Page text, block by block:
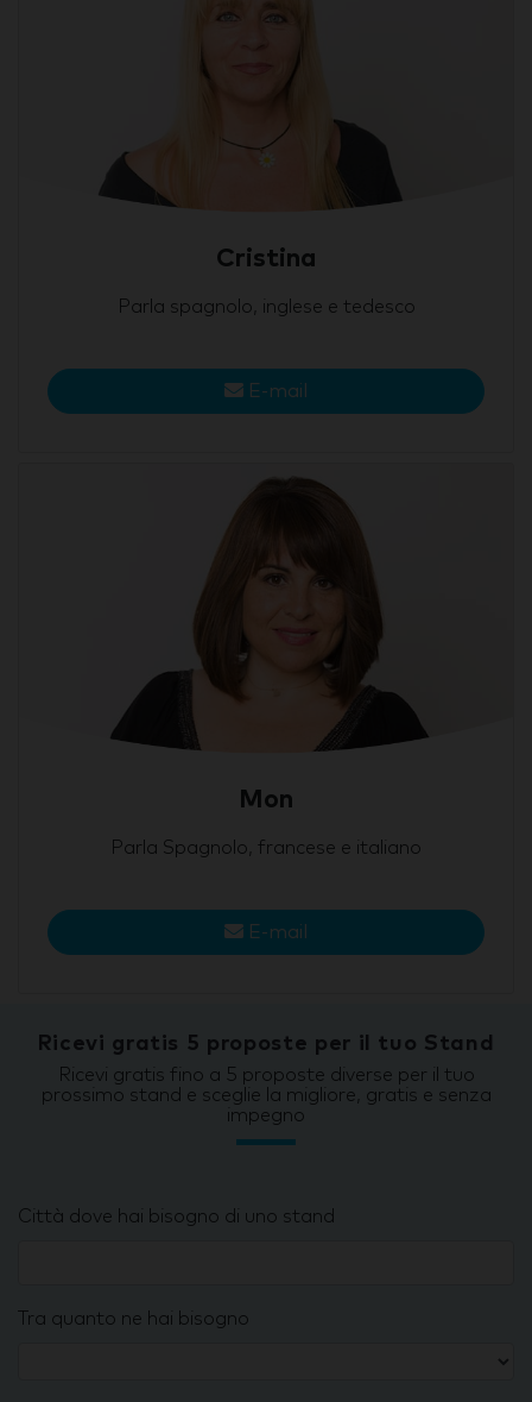
Cristina
Parla spagnolo, inglese e tedesco
E-mail
Mon
Parla Spagnolo, francese e italiano
E-mail
Ricevi gratis 5 proposte per il tuo Stand
Ricevi gratis fino a 5 proposte diverse per il tuo
prossimo stand e sceglie la migliore, gratis e senza
impegno
Città dove hai bisogno di uno stand
Tra quanto ne hai bisogno